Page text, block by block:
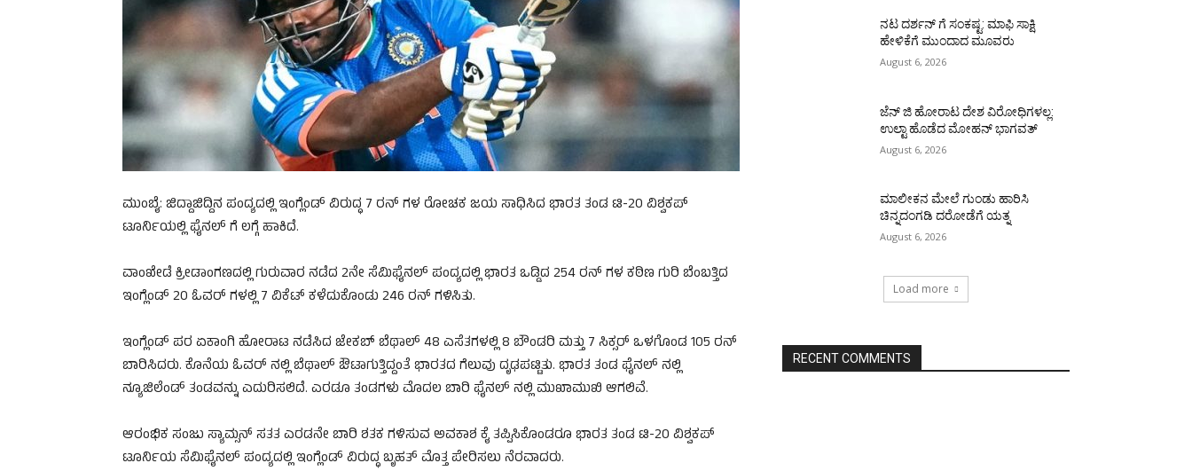
ಮುಂಬೈ: ಜಿದ್ದಾಜಿದ್ದಿನ ಪಂದ್ಯದಲ್ಲಿ ಇಂಗ್ಲೆಂಡ್ ವಿರುದ್ಧ 7 ರನ್ ಗಳ ರೋಚಕ ಜಯ ಸಾಧಿಸಿದ ಭಾರತ ತಂಡ ಟಿ-20 ವಿಶ್ವಕಪ್
ಟೂರ್ನಿಯಲ್ಲಿ ಫೈನಲ್ ಗೆ ಲಗ್ಗೆ ಹಾಕಿದೆ.
ವಾಂಖೇಡೆ ಕ್ರೀಡಾಂಗಣದಲ್ಲಿ ಗುರುವಾರ ನಡೆದ 2ನೇ ಸೆಮಿಫೈನಲ್ ಪಂದ್ಯದಲ್ಲಿ ಭಾರತ ಒಡ್ಡಿದ 254 ರನ್ ಗಳ ಕಠಿಣ ಗುರಿ ಬೆಂಬತ್ತಿದ
ಇಂಗ್ಲೆಂಡ್ 20 ಓವರ್ ಗಳಲ್ಲಿ 7 ವಿಕೆಟ್ ಕಳೆದುಕೊಂಡು 246 ರನ್ ಗಳಿಸಿತು.
ಇಂಗ್ಲೆಂಡ್ ಪರ ಏಕಾಂಗಿ ಹೋರಾಟ ನಡೆಸಿದ ಜೇಕಬ್ ಬೆಥಾಲ್ 48 ಎಸೆತಗಳಲ್ಲಿ 8 ಬೌಂಡರಿ ಮತ್ತು 7 ಸಿಕ್ಸರ್ ಒಳಗೊಂಡ 105 ರನ್
ಬಾರಿಸಿದರು. ಕೊನೆಯ ಓವರ್ ನಲ್ಲಿ ಬೆಥಾಲ್ ಔಟಾಗುತ್ತಿದ್ದಂತೆ ಭಾರತದ ಗೆಲುವು ದೃಢಪಟ್ಟಿತು. ಭಾರತ ತಂಡ ಫೈನಲ್ ನಲ್ಲಿ
ನ್ಯೂಜಿಲೆಂಡ್ ತಂಡವನ್ನು ಎದುರಿಸಲಿದೆ. ಎರಡೂ ತಂಡಗಳು ಮೊದಲ ಬಾರಿ ಫೈನಲ್ ನಲ್ಲಿ ಮುಖಾಮುಖಿ ಆಗಲಿವೆ.
ಆರಂಭಿಕ ಸಂಜು ಸ್ಯಾಮ್ಸನ್ ಸತತ ಎರಡನೇ ಬಾರಿ ಶತಕ ಗಳಿಸುವ ಅವಕಾಶ ಕೈ ತಪ್ಪಿಸಿಕೊಂಡರೂ ಭಾರತ ತಂಡ ಟಿ-20 ವಿಶ್ವಕಪ್
ಟೂರ್ನಿಯ ಸೆಮಿಫೈನಲ್ ಪಂದ್ಯದಲ್ಲಿ ಇಂಗ್ಲೆಂಡ್ ವಿರುದ್ಧ ಬೃಹತ್ ಮೊತ್ತ ಪೇರಿಸಲು ನೆರವಾದರು.
ನಟ ದರ್ಶನ್ ಗೆ ಸಂಕಷ್ಟ: ಮಾಫಿ ಸಾಕ್ಷಿ
ಹೇಳಿಕೆಗೆ ಮುಂದಾದ ಮೂವರು
August 6, 2026
ಜೆನ್ ಜಿ ಹೋರಾಟ ದೇಶ ವಿರೋಧಿಗಳಲ್ಲ:
ಉಲ್ಟಾ ಹೊಡೆದ ಮೋಹನ್ ಭಾಗವತ್
August 6, 2026
ಮಾಲೀಕನ ಮೇಲೆ ಗುಂಡು ಹಾರಿಸಿ
ಚಿನ್ನದಂಗಡಿ ದರೋಡೆಗೆ ಯತ್ನ
August 6, 2026
Load more
RECENT COMMENTS